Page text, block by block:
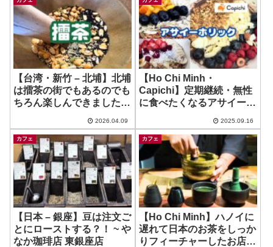
【台湾・新竹 – 北埔】北埔
は擂茶の街でもあるのでも
ちろん楽しんできました
Tianshui chafang
2026.04.09
【Ho Chi Minh・
Capichi】定期継続・無性
に食べたくなるアサイーボ
2025.09.16
カフェ
【日本 – 銀座】豆は注文ご
とにローストする？！ ~ や
なか珈琲店 東銀座店
カフェ
【Ho Chi Minh】ハノイに
遅れて日本のお茶をしっか
りフィーチャーしたお店が